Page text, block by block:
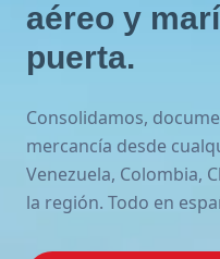
aéreo y
puerta.
Consolidamos,
mercancía desde
Venezuela, Colombia,
la región. Todo en